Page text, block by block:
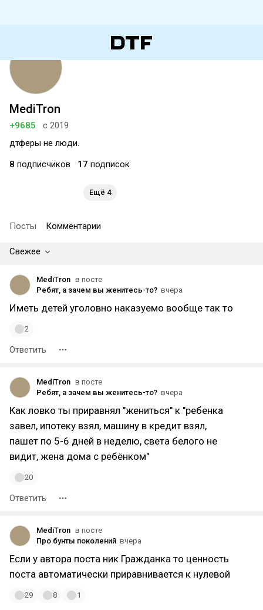
MediTron
+9685
с 2019
дтферы не люди.
8 подписчиков 17 подписок
Ещё 4
Посты Комментарии
Свежее
MediTron в посте
Ребят, а зачем вы женитесь-то? вчера
Иметь детей уголовно наказуемо вообще так то
2
Ответить
MediTron в посте
Ребят, а зачем вы женитесь-то? вчера
Как ловко ты приравнял "жениться" к "ребенка
завел, ипотеку взял, машину в кредит взял,
пашет по 5-6 дней в неделю, света белого не
видит, жена дома с ребёнком"
20
Ответить
MediTron в посте
Про бунты поколений вчера
Если у автора поста ник Гражданка то ценность
поста автоматически приравнивается к нулевой
29 8 1